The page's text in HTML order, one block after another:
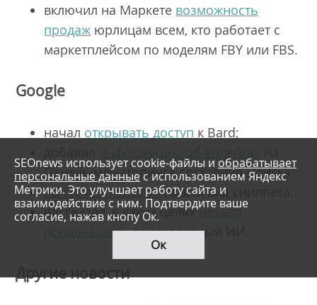
включил на Маркете возможность
продаж юрлицам всем, кто работает с
маркетплейсом по моделям FBY или FBS.
Google
начал открывать доступ к Bard;
Панель мониторинга состояния Поиска;
начал тестироватьновый вид сниппета;
рассказал, в каких целяхнельзя
использоватьгенеративный ИИ.
Другие новости
SEOnews использует cookie-файлы и обрабатывает
персональные данныес использованием Яндекс
Метрики. Это улучшает работу сайта и
взаимодействие с ним. Подтвердите ваше
согласие, нажав кнопу Ок.
Ок